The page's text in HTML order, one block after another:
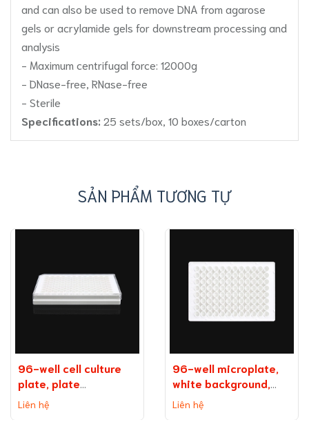
and can also be used to remove DNA from agarose
gels or acrylamide gels for downstream processing and
analysis
- Maximum centrifugal force: 12000g
- DNase-free, RNase-free
- Sterile
Specifications: 25 sets/box, 10 boxes/carton
SẢN PHẨM TƯƠNG TỰ
96-well cell culture
plate, plate
on background
(without TC
Liên hệ
96-well microplate,
white background,
medium binding
capacity
Liên hệ